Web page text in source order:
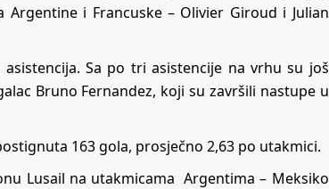
i Francuske – Olivier Giroud i Julian
Sa po tri asistencije na vrhu su još
Bruno Fernandez, koji su završili nastupe u
163 gola, prosječno 2,63 po utakmici.
Lusail na utakmicama Argentima – Meksiko